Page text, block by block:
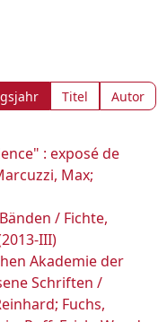
Titel Autor
: exposé de
Max;
/ Fichte,
III)
Akademie der
Schriften /
Fuchs,